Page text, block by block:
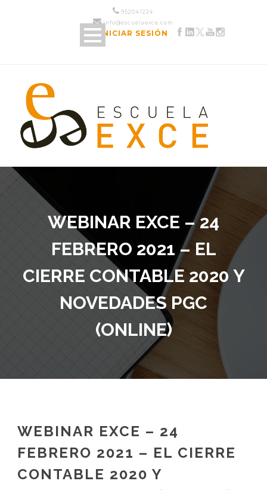
952 04 12 24
info@escuelaexce.com
INICIAR SESIÓN
WEBINAR EXCE – 24
FEBRERO 2021 – EL
CIERRE CONTABLE 2020 Y
NOVEDADES PGC
(ONLINE)
WEBINAR EXCE – 24
FEBRERO 2021 – EL CIERRE
CONTABLE 2020 Y